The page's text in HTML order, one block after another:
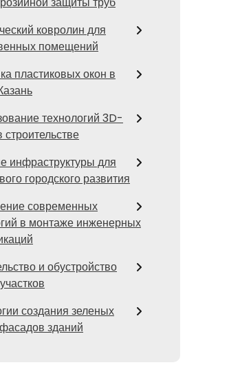
ковролин для
помещений
пластиковых окон в
технологий 3D-
строительстве
инфраструктуры для
городского развития
современных
в монтаже инженерных
и обустройство
создания зеленых
зданий